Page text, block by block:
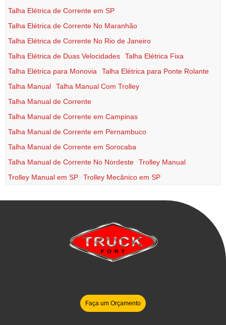
Talha Elétrica de Corrente em SP
Talha Elétrica de Corrente No Maranhão
Talha Elétrica de Corrente No Rio de Janeiro
Talha Elétrica de Duas Velocidades
Talha Elétrica Fixa
Talha Elétrica para Monovia
Talha Elétrica para Ponte Rolante
Talha Manual
Talha Manual Com Trolley
Talha Manual de Corrente
Talha Manual de Corrente em Campinas
Talha Manual de Corrente em Pernambuco
Talha Manual de Corrente em Sorocaba
Talha Manual de Corrente No Nordeste
Trolley Manual
Trolley Manual em SP
Trolley Mecânico em SP
Faça um Orçamento